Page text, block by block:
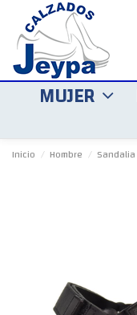
MUJER
Inicio Hombre Sandalia